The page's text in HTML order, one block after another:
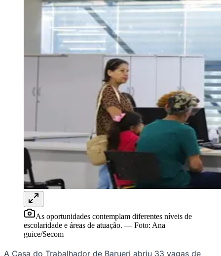
Para Sua Empresa
Anuncie Regional
Guia de Empresas
Vagas na RegiãoNovo
Portal Educacional
Agenda de Vestibulares
Vagas de Emprego
Panorama Econômico
Panorama Econômico
Para Sua Empresa
Anuncie no Portal
Verificar EmpresaNovo
Anunciar Vagas
Publicidade Legal
NBA
NFL
UFC
As oportunidades contemplam diferentes níveis de
escolaridade e áreas de atuação. — Foto: Ana
guice/Secom
A Casa do Trabalhador de Barueri abriu 33 vagas de